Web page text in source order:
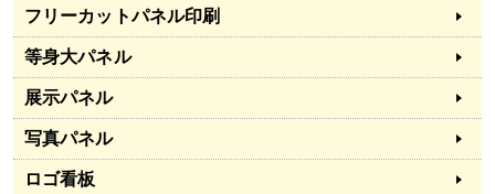
フリーカットパネル印刷
等身大パネル
展示パネル
写真パネル
ロゴ看板